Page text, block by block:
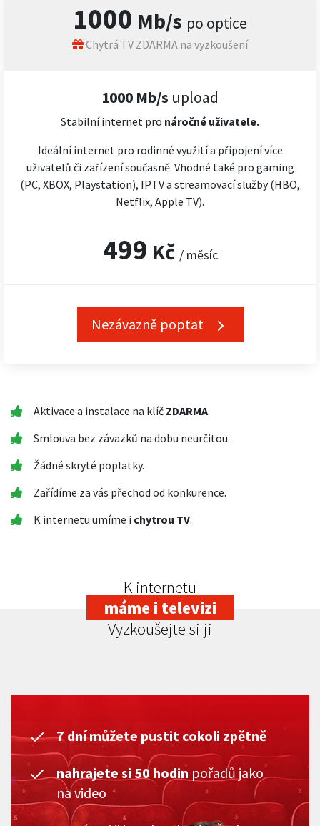
1000 Mb/s po optice
Chytrá TV ZDARMA na vyzkoušení
1000 Mb/s upload
Stabilní internet pro náročné uživatele.
Ideální internet pro rodinné využití a připojení více
uživatelů či zařízení současně. Vhodné také pro gaming
(PC, XBOX, Playstation), IPTV a streamovací služby (HBO,
Netflix, Apple TV).
499 Kč / měsíc
Nezávazně poptat
Aktivace a instalace na klíč ZDARMA.
Smlouva bez závazků na dobu neurčitou.
Žádné skryté poplatky.
Zařídíme za vás přechod od konkurence.
K internetu umíme i chytrou TV.
K internetu
máme i televizi
Vyzkoušejte si ji
7 dní můžete pustit cokoli zpětně
nahrajete si 50 hodin pořadů jako
na video